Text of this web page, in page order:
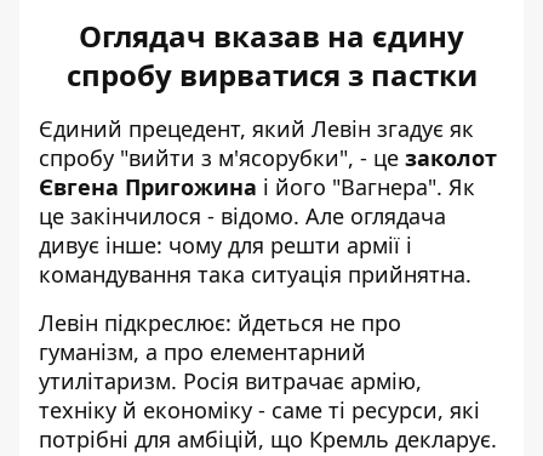
Оглядач вказав на єдину
спробу вирватися з пастки
Єдиний прецедент, який Левін згадує як
спробу "вийти з м'ясорубки", - це заколот
Євгена Пригожина і його "Вагнера". Як
це закінчилося - відомо. Але оглядача
дивує інше: чому для решти армії і
командування така ситуація прийнятна.
Левін підкреслює: йдеться не про
гуманізм, а про елементарний
утилітаризм. Росія витрачає армію,
техніку й економіку - саме ті ресурси, які
потрібні для амбіцій, що Кремль декларує.